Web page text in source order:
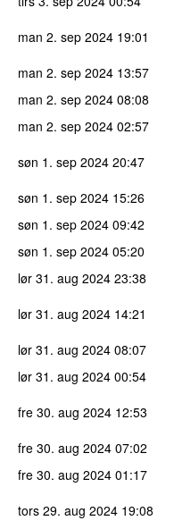
man 2. sep 2024 19:01
man 2. sep 2024 13:57
man 2. sep 2024 08:08
man 2. sep 2024 02:57
søn 1. sep 2024 20:47
søn 1. sep 2024 15:26
søn 1. sep 2024 09:42
søn 1. sep 2024 05:20
lør 31. aug 2024 23:38
lør 31. aug 2024 14:21
lør 31. aug 2024 08:07
lør 31. aug 2024 00:54
fre 30. aug 2024 12:53
fre 30. aug 2024 07:02
fre 30. aug 2024 01:17
tors 29. aug 2024 19:08